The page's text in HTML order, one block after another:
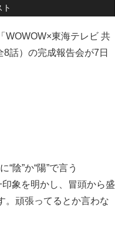
ト
WOWOW×東海テレビ 共
話）の完成報告会が7日
陰”か“陽”で言う
象を明かし、冒頭から盛
。頑張ってるとか言わな